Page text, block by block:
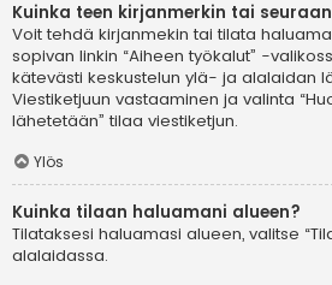
Kuinka teen kirjanmerkin tai
Voit tehdä kirjanmekin tai tilata
sopivan linkin “Aiheen työkalut” -
kätevästi keskustelun ylä- ja alalaidan
Viestiketjuun vastaaminen ja valinta
lähetetään” tilaa viestiketjun.
Ylös
Kuinka tilaan haluamani alueen?
Tilataksesi haluamasi alueen, valitse
alalaidassa.